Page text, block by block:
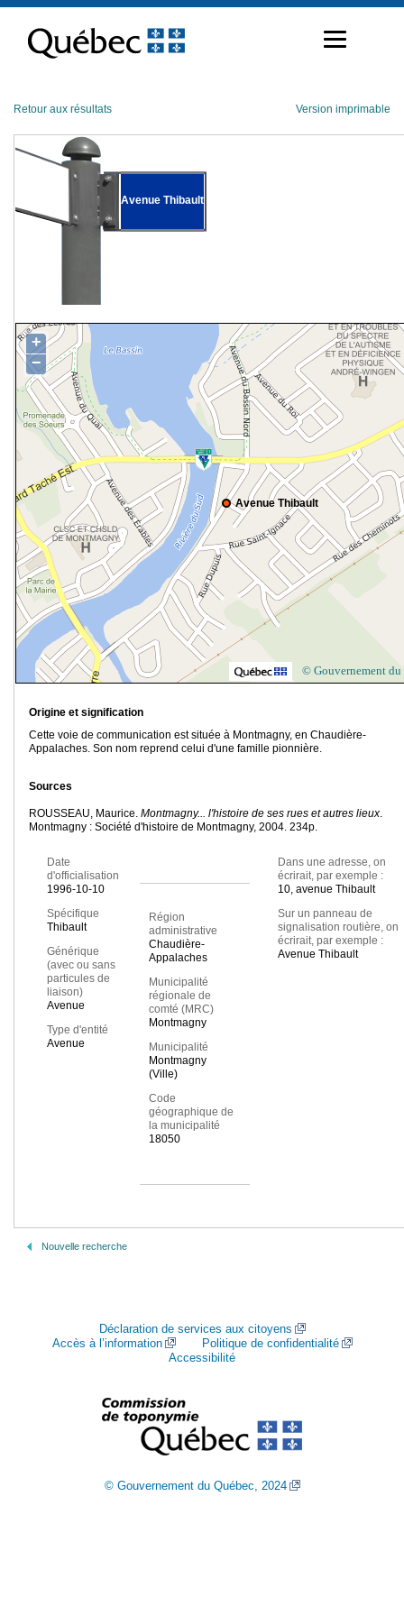
contenu
Retour aux résultats Version imprimable
Avenue Thibault
Avenue Thibault
+
−
© Gouvernement du
Origine et signification
Cette voie de communication est située à Montmagny, en Chaudière-
Appalaches. Son nom reprend celui d'une famille pionnière.
Sources
ROUSSEAU, Maurice. Montmagny... l'histoire de ses rues et autres lieux.
Montmagny : Société d'histoire de Montmagny, 2004. 234p.
Date
d'officialisation
1996-10-10
Spécifique
Thibault
Générique
(avec ou sans
particules de
liaison)
Avenue
Type d'entité
Avenue
Région
administrative
Chaudière-
Appalaches
Municipalité
régionale de
comté (MRC)
Montmagny
Municipalité
Montmagny
(Ville)
Code
géographique de
la municipalité
18050
Dans une adresse, on
écrirait, par exemple :
10, avenue Thibault
Sur un panneau de
signalisation routière, on
écrirait, par exemple :
Avenue Thibault
Nouvelle recherche
Déclaration de services aux citoyens
Accès à l’information
Politique de confidentialité
Accessibilité
© Gouvernement du Québec, 2024